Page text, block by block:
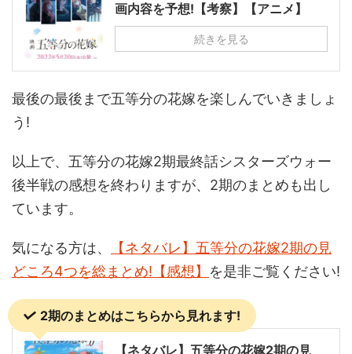
画内容を予想!【考察】【アニメ】
続きを見る
最後の最後まで五等分の花嫁を楽しんでいきましょ
う!
以上で、五等分の花嫁2期最終話シスターズウォー
後半戦の感想を終わりますが、2期のまとめも出し
ています。
気になる方は、
【ネタバレ】五等分の花嫁2期の見
どころ4つを総まとめ!【感想】 を是非ご覧ください!
2期のまとめはこちらから見れます!
【ネタバレ】五等分の花嫁2期の見